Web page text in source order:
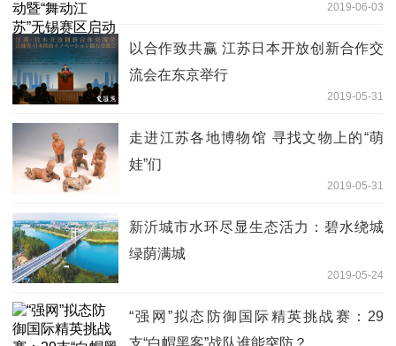
2019-06-03
以合作致共赢 江苏日本开放创新合作交
流会在东京举行
2019-05-31
走进江苏各地博物馆 寻找文物上的“萌
娃”们
2019-05-31
新沂城市水环尽显生态活力：碧水绕城
绿荫满城
2019-05-24
“强网”拟态防御国际精英挑战赛：29